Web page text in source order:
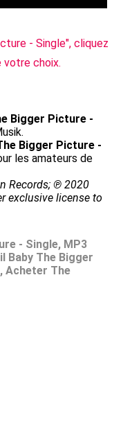
- Single", cliquez
votre choix.
Bigger Picture -
Bigger Picture -
les amateurs de
Records; ℗ 2020
exclusive license to
- Single, MP3
Baby The Bigger
Acheter The